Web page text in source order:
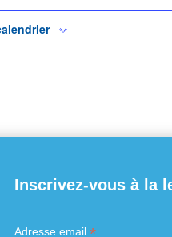
Inscrivez-vous à la
Adresse email